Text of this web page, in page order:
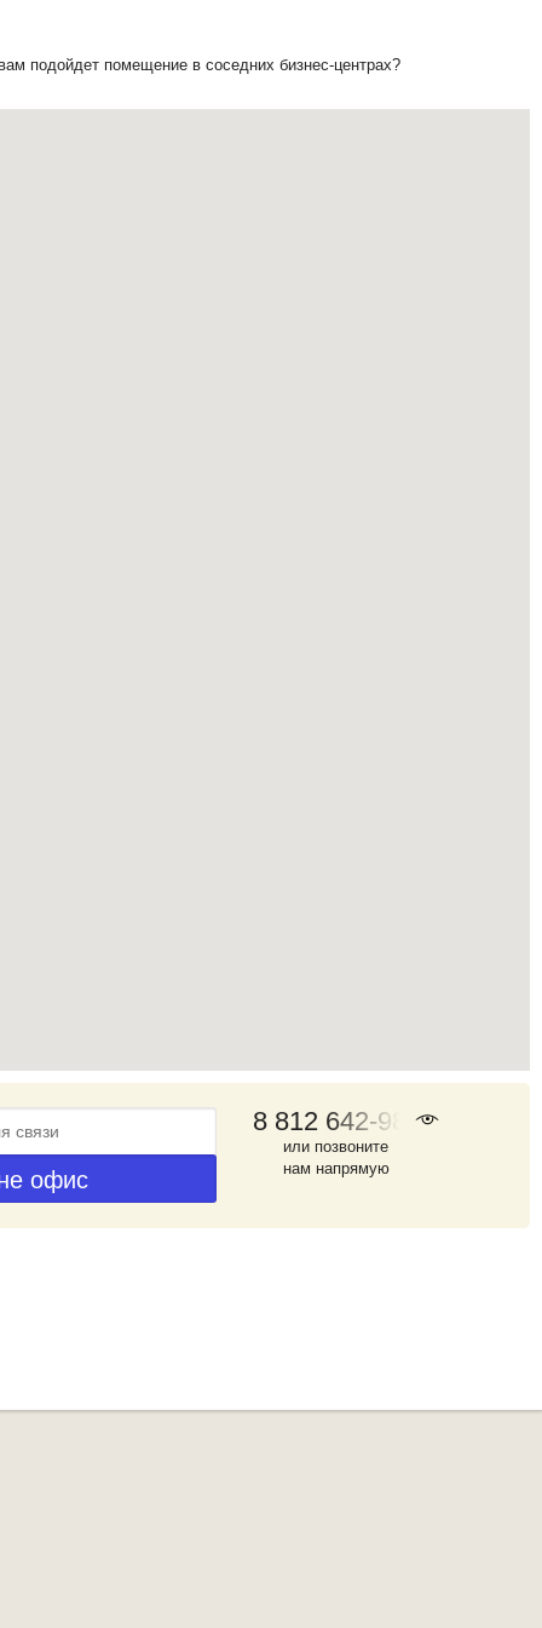
подойдет помещение в соседних бизнес-центрах?
8 812 642-98-46
или позвоните
нам напрямую